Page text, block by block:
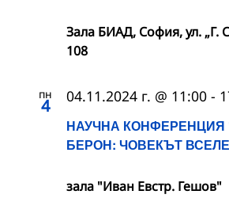
Зала БИАД, София, ул. „Г.
108
пн
4
НАУЧНА КОНФЕРЕНЦИЯ
БЕРОН: ЧОВЕКЪТ
04.11.2024 г. @ 11:00 -
зала "Иван Евстр. Гешов"